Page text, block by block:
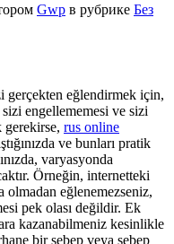
Gwp в рубрике Без
eğlendirmek için,
engellememesi ve sizi
gerekirse, rus online
ve bunları pratik
varyasyonda
Örneğin, internetteki
olmadan eğlenemezseniz,
pek olası değildir. Ek
kazanabilmeniz kesinlikle
bir sebep veya sebep